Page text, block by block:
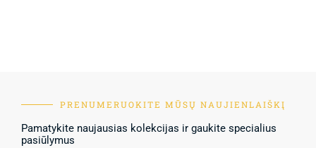
PRENUMERUOKITE MŪSŲ NAUJIENLAIŠKĮ
Pamatykite naujausias kolekcijas ir gaukite specialius
pasiūlymus